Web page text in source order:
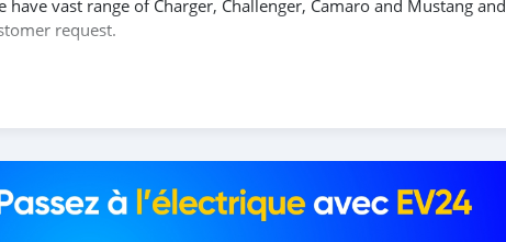
vast range of Charger, Challenger, Camaro and Mustang and
request.
BEFORE YOU COME.